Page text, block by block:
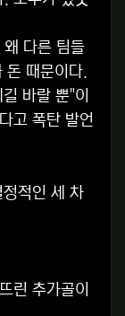
왜 다른 팀들
돈 때문이다.
바랄 뿐"이
고 폭탄 발언
적인 세 차
린 추가골이